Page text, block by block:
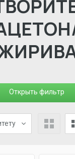
Открыть фильтр